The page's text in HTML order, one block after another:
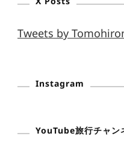
Tweets by
Instagram
YouTube旅行チャン